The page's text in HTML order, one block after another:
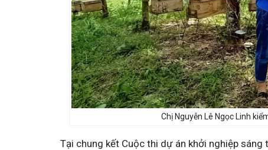
Chị Nguyễn Lê Ngọc Linh
Tại chung kết Cuộc thi dự án khởi nghiệp